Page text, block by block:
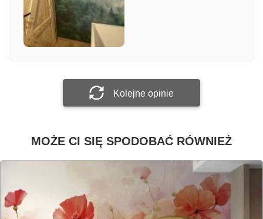
Załącz zdjęcie
Kolejne opinie
MOŻE CI SIĘ SPODOBAĆ RÓWNIEŻ